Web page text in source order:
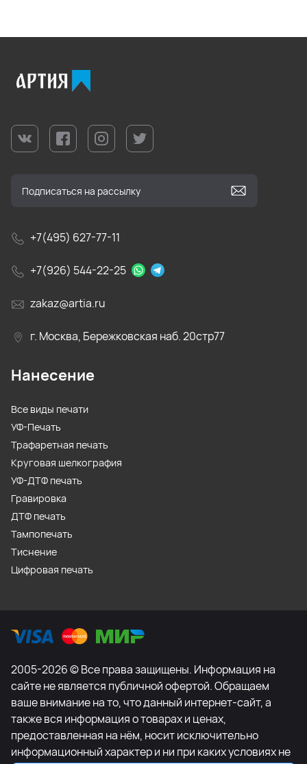
+7(495) 627-77-11
+7(926) 544-22-25
zakaz@artia.ru
г. Москва, Бережковская наб. 20стр77
Нанесение
Все виды печати
УФ-Печать
Трафаретная печать
Круговая шелкография
УФ-ДТФ печать
Гравировка
ДТФ печать
Тампопечать
Тиснение
Цифровая печать
2005-2026 © Все права защищены. Информация на
сайте не является публичной офертой. Обращаем
ваше внимание на то, что данный интернет-сайт, а
также вся информация о товарах и ценах,
предоставленная на нём, носит исключительно
информационный характер и ни при каких условиях не